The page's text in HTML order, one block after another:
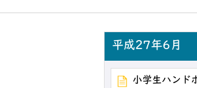
平成27年6月
小学生ハンド